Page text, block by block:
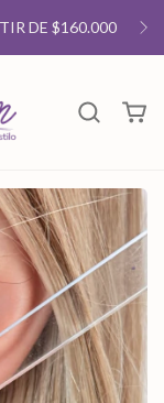
DE $160.000